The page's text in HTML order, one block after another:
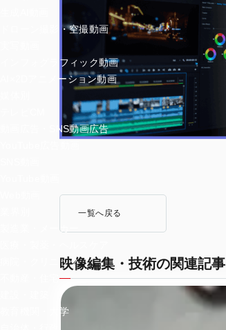
ドローン撮影・空撮動画
インフォグラフィック動画
AI×2Dアニメーション動画
動画広告・SNS動画広告
製造業・メーカー
病院・クリニック
教育機関・大学
一覧へ戻る
映像編集・技術の関連記事